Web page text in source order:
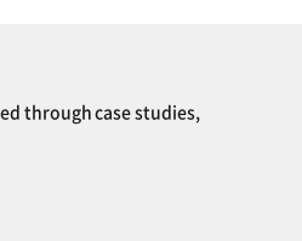
through case studies,